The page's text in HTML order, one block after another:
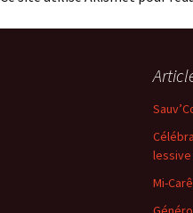
lessive
Mi-